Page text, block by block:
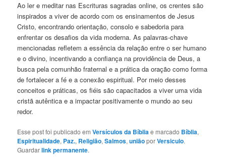
Ao ler e meditar nas Escrituras sagradas online, os crentes são
inspirados a viver de acordo com os ensinamentos de Jesus
Cristo, encontrando orientação, consolo e sabedoria para
enfrentar os desafios da vida moderna. As palavras-chave
mencionadas refletem a essência da relação entre o ser humano
e o divino, incentivando a confiança na providência de Deus, a
busca pela comunhão fraternal e a prática da oração como forma
de fortalecer a fé e a conexão espiritual. Por meio desses
conceitos e práticas, os fiéis são capacitados a viver uma vida
cristã autêntica e a impactar positivamente o mundo ao seu
redor.
Esse post foi publicado emVersículos da Bíbliae marcado Bíblia,
Espiritualidade, Paz., Religião,Salmos,uniãoporVersiculo.
Guardarlink permanente.